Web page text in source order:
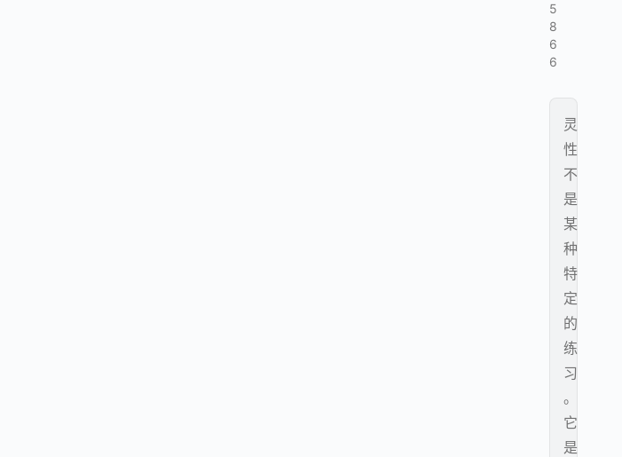
5
8
6
6
灵
性
不
是
某
种
特
定
的
练
习
。
它
是